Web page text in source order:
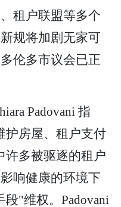
租户联盟等多个
规将加剧无家可
伦多市议会已正
Padovani 指
护房屋、租户支付
许多被驱逐的租户
响健康的环境下
"维权。Padovani